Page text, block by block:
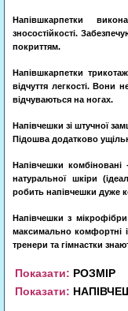
Напівшкарпетки
зносостійкості.
покриттям.
Напівшкарпетки
відчуття легкості. Вони
відчуваються на ногах.
Напівчешки зі штучної
Підошва додатково
Напівчешки
натуральної шкіри
робить напівчешки дуже
Напівчешки з
максимально комфортні
тренери та гімнастки
Показати: РОЗМІР
Показати: